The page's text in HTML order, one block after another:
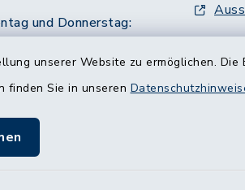
unserer Website zu ermöglichen.
finden Sie in unseren
und Donnerstag:
18:00 Uhr